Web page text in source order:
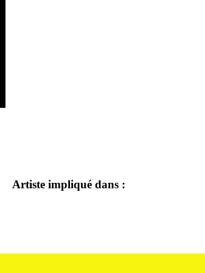
Artiste impliqué dans :